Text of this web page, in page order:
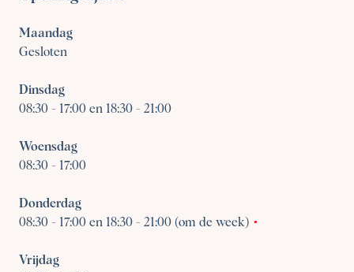
Maandag
Gesloten
Dinsdag
08:30 - 17:00 en 18:30 - 21:00
Woensdag
08:30 - 17:00
Donderdag
08:30 - 17:00 en 18:30 - 21:00 (om de week)
Vrijdag